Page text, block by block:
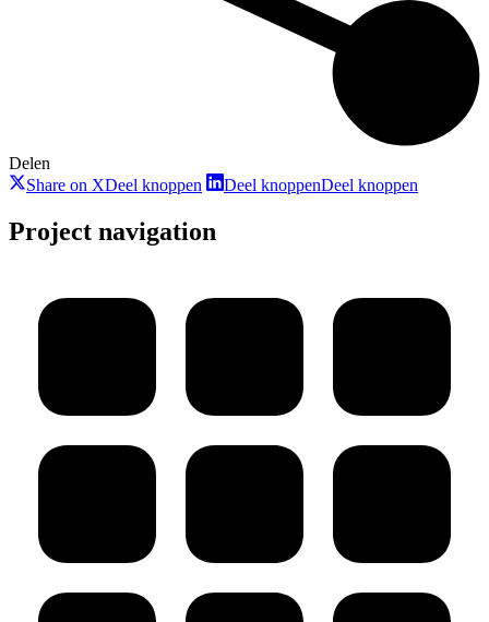
Delen
Share on XDeel knoppen Deel knoppenDeel knoppen
Project navigation